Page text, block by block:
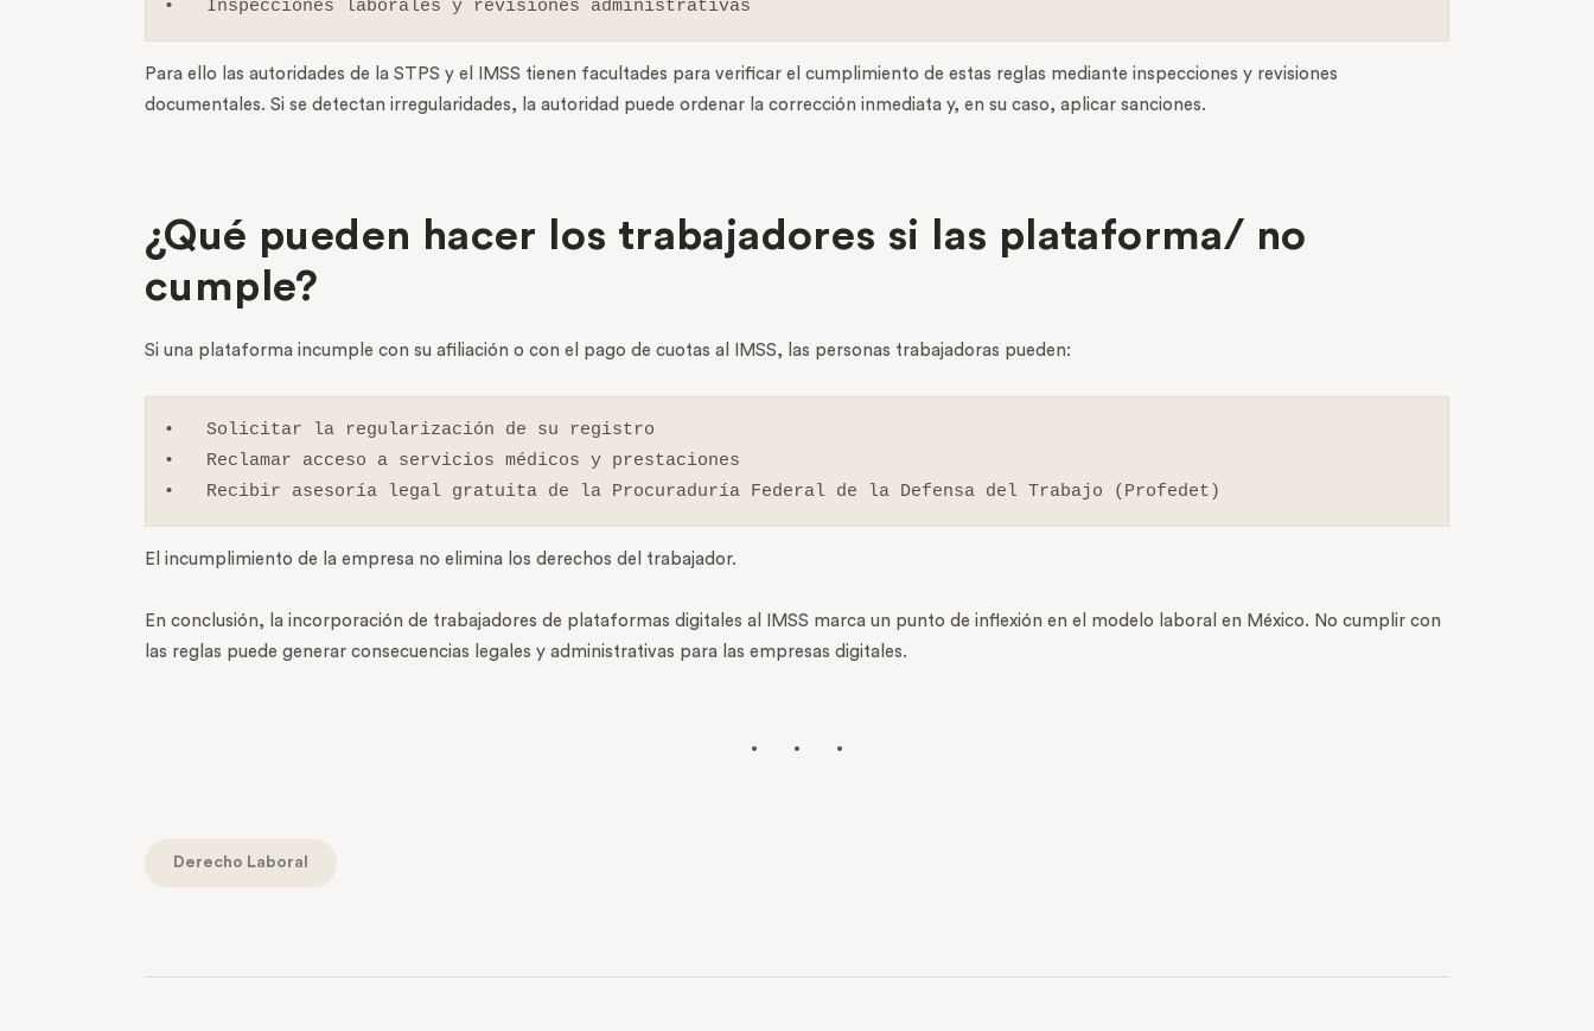
•   Inspecciones laborales y revisiones administrativas
Para ello las autoridades de la STPS y el IMSS tienen facultades para verificar el cumplimiento de estas reglas mediante inspecciones y revisiones
documentales. Si se detectan irregularidades, la autoridad puede ordenar la corrección inmediata y, en su caso, aplicar sanciones.
¿Qué pueden hacer los trabajadores si las plataforma/ no
cumple?
Si una plataforma incumple con su afiliación o con el pago de cuotas al IMSS, las personas trabajadoras pueden:
•   Solicitar la regularización de su registro
•   Reclamar acceso a servicios médicos y prestaciones
•   Recibir asesoría legal gratuita de la Procuraduría Federal de la Defensa del Trabajo (Profedet)
El incumplimiento de la empresa no elimina los derechos del trabajador.
En conclusión, la incorporación de trabajadores de plataformas digitales al IMSS marca un punto de inflexión en el modelo laboral en México. No cumplir con
las reglas puede generar consecuencias legales y administrativas para las empresas digitales.
Derecho Laboral